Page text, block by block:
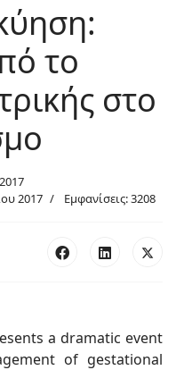
το
στο
2017
Εμφανίσεις: 3208
a dramatic event
of gestational